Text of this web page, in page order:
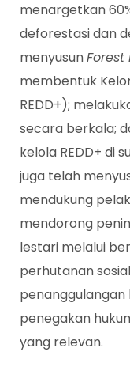
menargetkan
deforestasi dan
menyusunForest
membentuk
REDD+);
secara berkala;
kelola REDD+ di
juga telah
mendukung
mendorong
lestari melalui
perhutanan
penegakan
yang relevan.